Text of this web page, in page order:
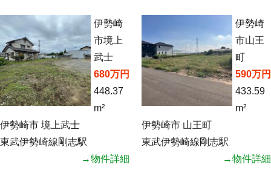
伊勢崎
市境上
武士
680万円
448.37
m²
伊勢崎市 境上武士
東武伊勢崎線剛志駅
→物件詳細
伊勢崎
市山王
町
590万円
433.59
m²
伊勢崎市 山王町
東武伊勢崎線剛志駅
→物件詳細